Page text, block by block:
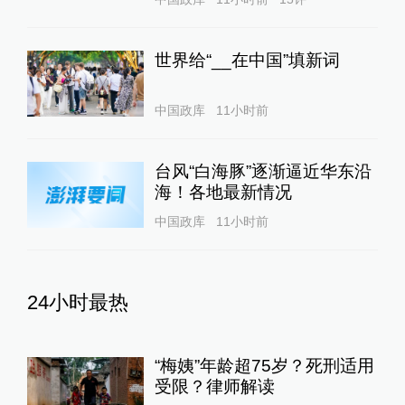
世界给“__在中国”填新词
中国政库 11小时前
台风“白海豚”逐渐逼近华东沿
海！各地最新情况
中国政库 11小时前
24小时最热
“梅姨”年龄超75岁？死刑适用
受限？律师解读